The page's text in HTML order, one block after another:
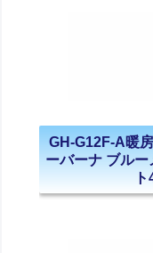
GH-G12F-A暖
ーバーナ ブル